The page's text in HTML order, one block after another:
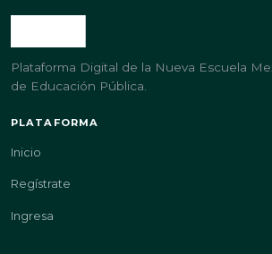
Plataforma Digital de la Nueva Escuela
de Educación Pública.
PLATAFORMA
Inicio
Regístrate
Ingresa